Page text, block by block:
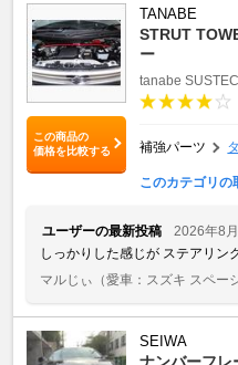
この商品の
価格を比較する
TANABE
STRUT
ー
tanabe SUSTEC
補強パーツ
このカテゴリの
ユーザーの最新投稿
2026年8
しっかりした感じが ステアリン
マルじぃ （愛車：スズキ スペー
SEIWA
ナンバーフレ